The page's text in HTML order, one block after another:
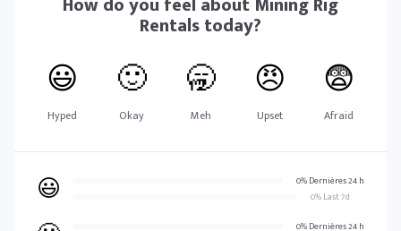
Rentalstoday?
😃
Hyped
🙂
Okay
🥱
Meh
😠
Upset
😨
Afraid
😃
0% Dernières 24 h
0% Last 7d
0% Dernières 24 h